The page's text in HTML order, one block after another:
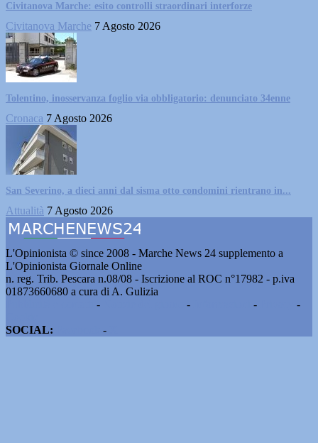
Civitanova Marche: esito controlli straordinari interforze
Civitanova Marche 7 Agosto 2026
Tolentino, inosservanza foglio via obbligatorio: denunciato 34enne
Cronaca 7 Agosto 2026
San Severino, a dieci anni dal sisma otto condomini rientrano in...
Attualità 7 Agosto 2026
L'Opinionista © since 2008 - Marche News 24 supplemento a
L'Opinionista Giornale Online
n. reg. Trib. Pescara n.08/08 - Iscrizione al ROC n°17982 - p.iva
01873660680 a cura di A. Gulizia
- - -
-
SOCIAL:
-